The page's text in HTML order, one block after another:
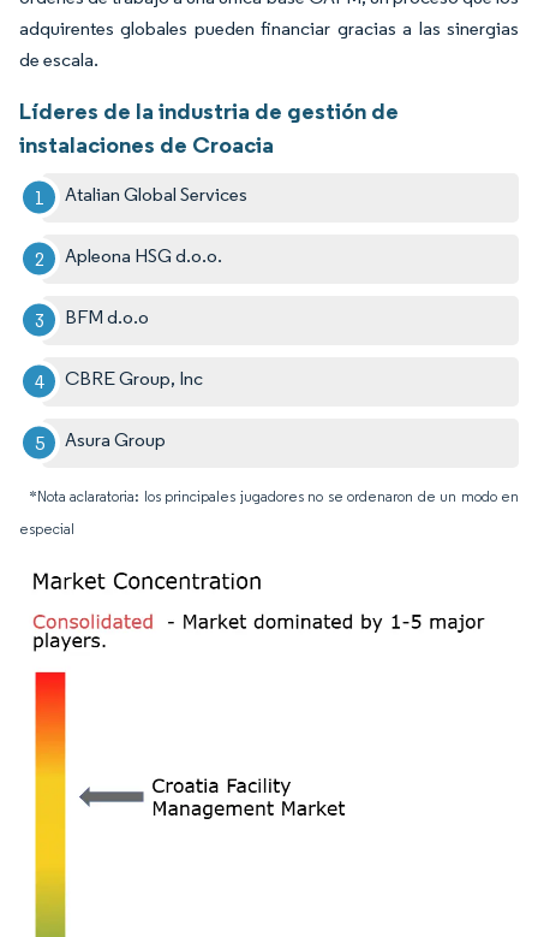
adquirentes globales pueden financiar gracias a las sinergias
de escala.
Líderes de la industria de gestión de
instalaciones de Croacia
Atalian Global Services
Apleona HSG d.o.o.
BFM d.o.o
CBRE Group, Inc
Asura Group
*Nota aclaratoria: los principales jugadores no se ordenaron de un modo en
especial